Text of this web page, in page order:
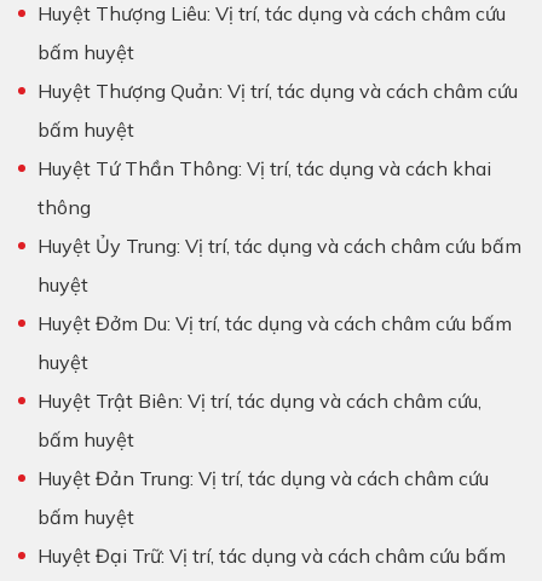
Huyệt Thượng Liêu: Vị trí, tác dụng và cách châm cứu
bấm huyệt
Huyệt Thượng Quản: Vị trí, tác dụng và cách châm cứu
bấm huyệt
Huyệt Tứ Thần Thông: Vị trí, tác dụng và cách khai
thông
Huyệt Ủy Trung: Vị trí, tác dụng và cách châm cứu bấm
huyệt
Huyệt Đởm Du: Vị trí, tác dụng và cách châm cứu bấm
huyệt
Huyệt Trật Biên: Vị trí, tác dụng và cách châm cứu,
bấm huyệt
Huyệt Đản Trung: Vị trí, tác dụng và cách châm cứu
bấm huyệt
Huyệt Đại Trữ: Vị trí, tác dụng và cách châm cứu bấm